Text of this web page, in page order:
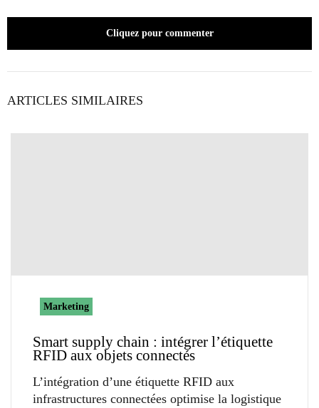
Cliquez pour commenter
ARTICLES SIMILAIRES
Marketing
Smart supply chain : intégrer l’étiquette
RFID aux objets connectés
L’intégration d’une étiquette RFID aux
infrastructures connectées optimise la logistique